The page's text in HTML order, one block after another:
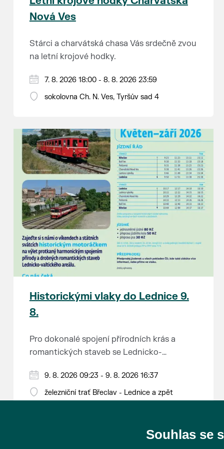
Nová Ves
Stárci a charvátská chasa Vás srdečně zvou
na letní krojové hodky.
PÁTEK 7. srpna
18:00 - ruční stavění máje
14:00 - krojový průvod pro stárky od
hostince “U Buvola”
16:00 - odpolední zábava na sokolovně
21:00 - večerní zábava
K tanci a poslechu bude hrát DH
Lanžhotčané.
Těšíme se na Vás!
7. 8. 2026 18:00 - 8. 8. 2026 23:59
sokolovna Ch. N. Ves, Tyršův sad 4
Historickými vlaky do Lednice 9.
8.
Pro dokonalé spojení přírodních krás a
romantických staveb se Lednicko-
Na výlet do této malebné krajiny na jihu
Moravy se vydejte stylově – historickým
Od 1. května do 28. září vás o víkendech a
svátcích mezi Břeclaví a Lednicí sveze
historický motoráček z 50. let minulého
15:11 hod. a z Lednice se vydá na zpáteční
9. 8. 2026 09:23 - 9. 8. 2026 16:37
železniční trať Břeclav - Lednice a zpět
Souhlas se